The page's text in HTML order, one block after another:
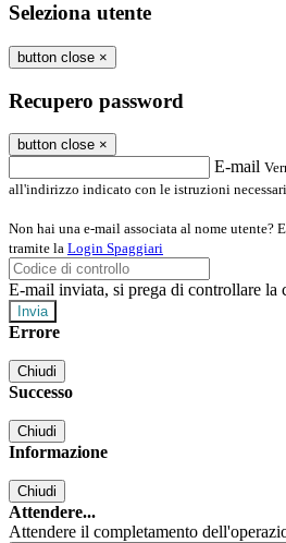
Seleziona utente
button close ×
Recupero password
button close ×
E-mail
all'indirizzo indicato con le istruzioni
Non hai una e-mail associata al nome utente?
tramite la Login Spaggiari
E-mail inviata, si prega di controllare la
Errore
Chiudi
Successo
Chiudi
Informazione
Chiudi
Attendere...
Attendere il completamento